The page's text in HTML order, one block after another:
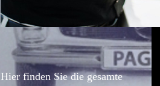
Hier finden Sie die gesamte